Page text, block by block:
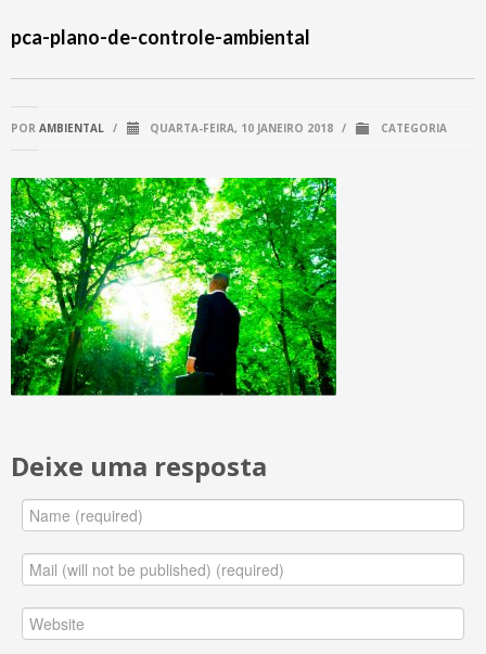
pca-plano-de-controle-ambiental
POR AMBIENTAL / QUARTA-FEIRA, 10 JANEIRO 2018 / CATEGORIA
Deixe uma resposta